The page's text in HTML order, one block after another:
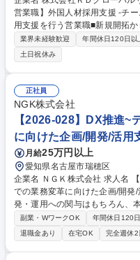
営業職】外国人材採用支援 -チームで目標達成- 仕
用支援を行う営業職■新規開拓
多様な業界の課題解決に貢献し、社
には】新規開拓営業を中心に、
の作成やサービス説明を行いま
し、最適なマッチングを目指し
も行い、外国人材の定着を支援
がら、調整力やコミュニケーシ
【業務の変更範囲：当社の定めるところ】 募集職種
【名古屋/営業職】外国人材採
業界未経験歓迎 年間休日120日以
土日祝休み
正社員
NGK株式会社
【2026-028】DX推進~
に向けた企画/開発/活用
月給25万円以上
愛知県名古屋市瑞穂区
企業名 ＮＧＫ株式会社 求人名 【2026-028】DX推進～デジタル・データ
での業務変革に向けた企画/開発/活用支援 仕事の内容 基
発・運用への関与はもちろん、
み、同じ目線で現場課題の整理
ステム開発・導入の実行推進など一連に関与
ム企画提案（RFI、RFP、提案
ロジェクト推進 ・パートナーと
副業・WワークOK 年間休日120
退職金あり
在宅OK 完全週休2